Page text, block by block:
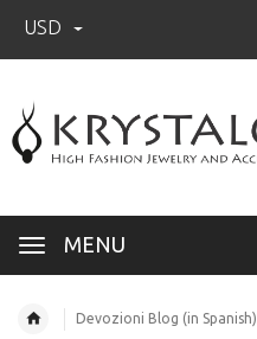
USD
MENU
Devozioni Blog (in Spanish)